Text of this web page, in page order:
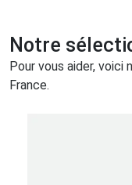
Notre
Pour vous aider, voici
France.